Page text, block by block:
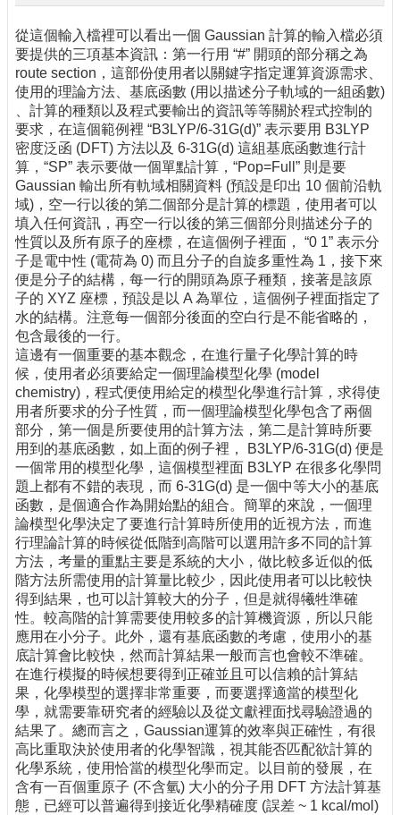
從這個輸入檔裡可以看出一個 Gaussian 計算的輸入檔必須
要提供的三項基本資訊：第一行用 “#” 開頭的部分稱之為
route section，這部份使用者以關鍵字指定運算資源需求、
使用的理論方法、基底函數 (用以描述分子軌域的一組函數)
、計算的種類以及程式要輸出的資訊等等關於程式控制的
要求，在這個範例裡 “B3LYP/6-31G(d)” 表示要用 B3LYP
密度泛函 (DFT) 方法以及 6-31G(d) 這組基底函數進行計
算，“SP” 表示要做一個單點計算，“Pop=Full” 則是要
Gaussian 輸出所有軌域相關資料 (預設是印出 10 個前沿軌
域)，空一行以後的第二個部分是計算的標題，使用者可以
填入任何資訊，再空一行以後的第三個部分則描述分子的
性質以及所有原子的座標，在這個例子裡面， “0 1” 表示分
子是電中性 (電荷為 0) 而且分子的自旋多重性為 1，接下來
便是分子的結構，每一行的開頭為原子種類，接著是該原
子的 XYZ 座標，預設是以 A 為單位，這個例子裡面指定了
水的結構。注意每一個部分後面的空白行是不能省略的，
包含最後的一行。
這邊有一個重要的基本觀念，在進行量子化學計算的時
候，使用者必須要給定一個理論模型化學 (model
chemistry)，程式便使用給定的模型化學進行計算，求得使
用者所要求的分子性質，而一個理論模型化學包含了兩個
部分，第一個是所要使用的計算方法，第二是計算時所要
用到的基底函數，如上面的例子裡， B3LYP/6-31G(d) 便是
一個常用的模型化學，這個模型裡面 B3LYP 在很多化學問
題上都有不錯的表現，而 6-31G(d) 是一個中等大小的基底
函數，是個適合作為開始點的組合。簡單的來說，一個理
論模型化學決定了要進行計算時所使用的近視方法，而進
行理論計算的時候從低階到高階可以選用許多不同的計算
方法，考量的重點主要是系統的大小，做比較多近似的低
階方法所需使用的計算量比較少，因此使用者可以比較快
得到結果，也可以計算較大的分子，但是就得犧牲準確
性。較高階的計算需要使用較多的計算機資源，所以只能
應用在小分子。此外，還有基底函數的考慮，使用小的基
底計算會比較快，然而計算結果一般而言也會較不準確。
在進行模擬的時候想要得到正確並且可以信賴的計算結
果，化學模型的選擇非常重要，而要選擇適當的模型化
學，就需要靠研究者的經驗以及從文獻裡面找尋驗證過的
結果了。總而言之，Gaussian運算的效率與正確性，有很
高比重取決於使用者的化學智識，視其能否匹配欲計算的
化學系統，使用恰當的模型化學而定。以目前的發展，在
含有一百個重原子 (不含氫) 大小的分子用 DFT 方法計算基
態，已經可以普遍得到接近化學精確度 (誤差 ~ 1 kcal/mol)